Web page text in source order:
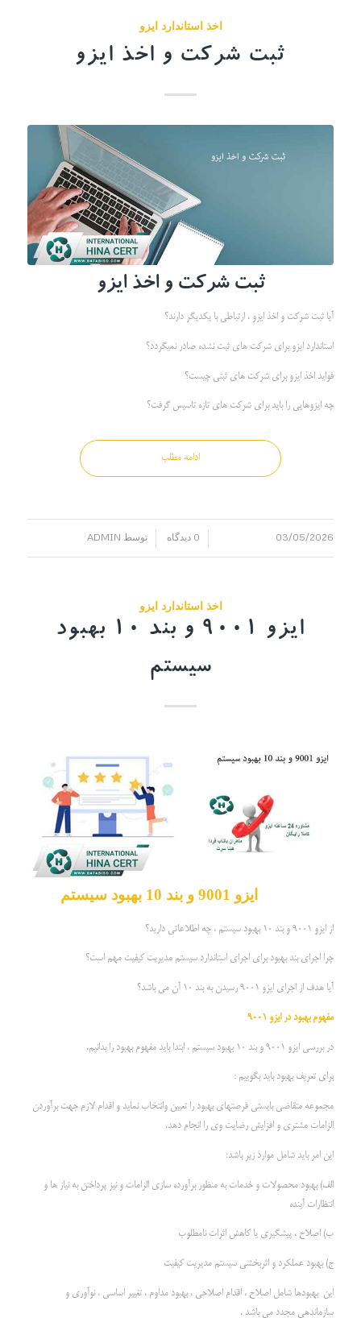
اخذ استاندارد ایزو
ثبت شرکت و اخذ ایزو
ثبت شرکت و اخذ ایزو
آیا ثبت شرکت و اخذ ایزو ، ارتباطی با یکدیگر دارند؟
استاندارد ایزو برای شرکت های ثبت نشده صادر نمیگردد؟
فواید اخذ ایزو برای شرکت های ثبتی چیست؟
چه ایزوهایی را باید برای شرکت های تازه تاسیس گرفت؟
ادامه مطلب
03/05/2026 0 دیدگاه توسط ADMIN
اخذ استاندارد ایزو
ایزو 9001 و بند 10 بهبود
سیستم
ایزو 9001 و بند 10 بهبود سیستم
از ایزو 9001 و بند 10 بهبود سیستم ، چه اطلاعاتی دارید؟
چرا اجرای بند بهبود برای اجرای استاندارد سیستم مدیریت کیفیت مهم است؟
آیا هدف از اجرای ایزو 9001 رسیدن به بند 10 آن می باشد؟
مفهوم بهبود در ایزو 9001
در بررسی ایزو 9001 و بند 10 بهبود سیستم ، ابتدا باید مفهوم بهبود را بدانیم.
برای تعریف بهبود باید بگوییم :
مجموعه متقاضی بایستی فرصتهای بهبود را تعیین وانتخاب نماید و اقدام لازم جهت برآوردن
الزامات مشتری و افزایش رضایت وی را انجام دهد.
این امر باید شامل موارد زیر باشد:
الف) بهبود محصولات و خدمات به منظور برآورده سازی الزامات و نیز پرداختن به نیاز ها و
انتظارات آینده
ب) اصلاح ، پیشگیری یا کاهش اثرات نامطلوب
ج) بهبود عملکرد و اثربخشی سیستم مدیریت کیفیت
این بهبودها شامل اصلاح ، اقدام اصلاحی ، بهبود مداوم ، تغییر اساسی ، نوآوری و
سازماندهی مجدد می باشد .